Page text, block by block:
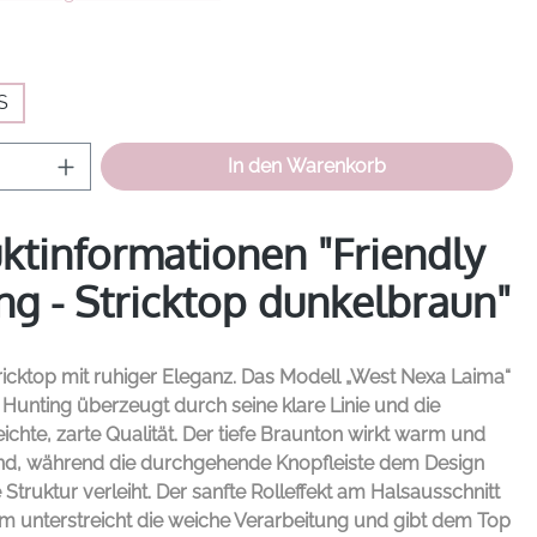
Anzahl: Gib den gewünschten Wert
In den Warenkorb
"Friendly
- Stricktop dunkelbraun"
mit ruhiger Eleganz. Das Modell „West Nexa Laima“
überzeugt durch seine klare Linie und die
zarte Qualität. Der tiefe Braunton wirkt warm und
während die durchgehende Knopfleiste dem Design
Struktur verleiht. Der sanfte Rolleffekt am Halsausschnitt
unterstreicht die weiche Verarbeitung und gibt dem Top